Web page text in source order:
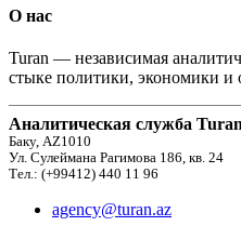
О нас
Turan — независимая
стыке политики, экономики и
Аналитическая служба Turan
Баку, AZ1010
Ул. Сулеймана Рагимова 186, кв. 24
Тел.: (+99412) 440 11 96
agency@turan.az